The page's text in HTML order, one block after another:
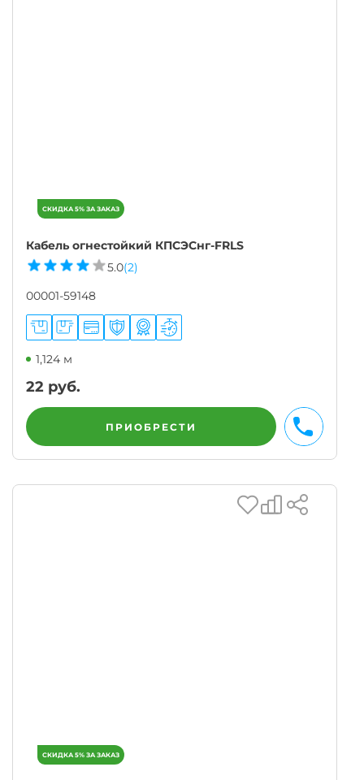
Кабель огнестойкий КПСЭСнг-FRLS
5.0(2)
00001-59148
1,124 м
22 руб.
ПРИОБРЕСТИ